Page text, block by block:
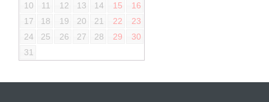
10
11 12 13 14 15
16
17
18 19 20 21 22
23
24
25 26 27 28 29
30
31